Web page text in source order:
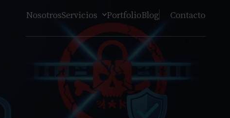
NosotrosServicios PortfolioBlog Contacto